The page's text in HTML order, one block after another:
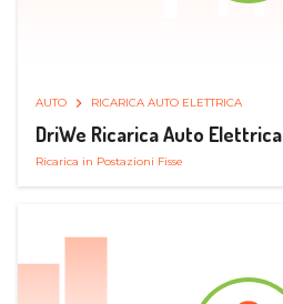
AUTO RICARICA AUTO ELETTRICA
DriWe Ricarica Auto Elettrica
Ricarica in Postazioni Fisse